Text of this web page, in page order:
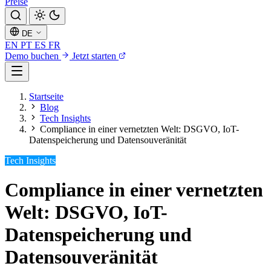
DE
EN PT ES FR
Demo buchen
Jetzt starten
Startseite
Blog
Tech Insights
Compliance in einer vernetzten Welt: DSGVO, IoT-
Datenspeicherung und Datensouveränität
Tech Insights
Compliance in einer vernetzten
Welt: DSGVO, IoT-
Datenspeicherung und
Datensouveränität